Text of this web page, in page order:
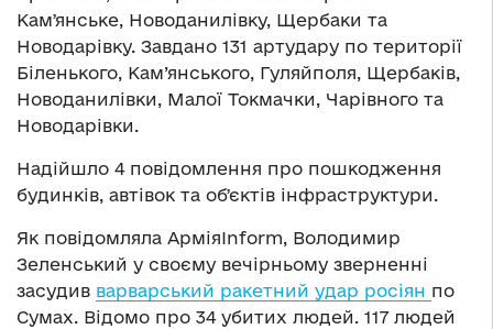
Камʼянське, Новоданилівку, Щербаки та
Новодарівку. Завдано 131 артудару по території
Біленького, Кам’янського, Гуляйполя, Щербаків,
Новоданилівки, Малої Токмачки, Чарівного та
Новодарівки.
Надійшло 4 повідомлення про пошкодження
будинків, автівок та обʼєктів інфраструктури.
Як повідомляла АрміяInform, Володимир
Зеленський у своєму вечірньому зверненні
засудив варварський ракетний удар росіян по
Сумах. Відомо про 34 убитих людей. 117 людей